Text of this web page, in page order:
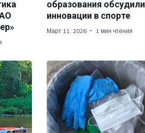
образования обсудили
инновации в спорте
Март 11, 2026 1 мин чтения